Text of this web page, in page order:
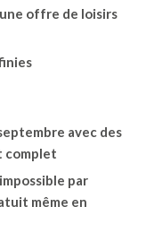
offre de loisirs
avec des
complet
par
même en